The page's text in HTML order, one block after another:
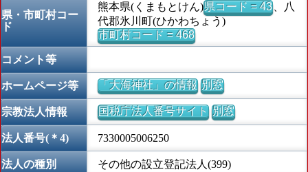
県・市町村コー
ド
熊本県(くまもとけん)県コード = 43、八
代郡氷川町(ひかわちょう)
市町村コード = 468
コメント等
ホームページ等 「大海神社」の情報 別窓
宗教法人情報 国税庁法人番号サイト 別窓
法人番号(＊4) 7330005006250
法人の種別 その他の設立登記法人(399)